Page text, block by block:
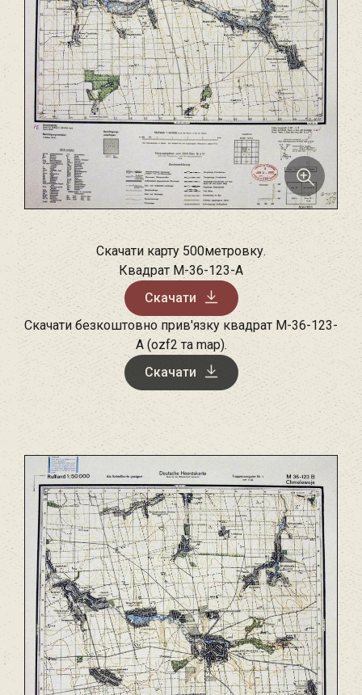
Скачати карту 500метровку.
Квадрат M-36-123-A
Скачати
Скачати безкоштовно прив'язку квадрат M-36-123-
A (ozf2 та map).
Скачати